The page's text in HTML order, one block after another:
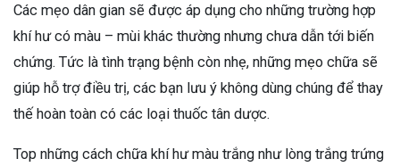
Các mẹo dân gian sẽ được áp dụng cho những trường hợp
khí hư có màu – mùi khác thường nhưng chưa dẫn tới biến
chứng. Tức là tình trạng bệnh còn nhẹ, những mẹo chữa sẽ
giúp hỗ trợ điều trị, các bạn lưu ý không dùng chúng để thay
thế hoàn toàn có các loại thuốc tân dược.
Top những cách chữa khí hư màu trắng như lòng trắng trứng